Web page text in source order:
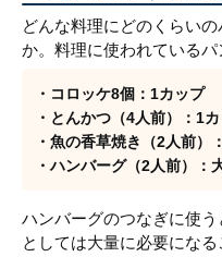
どんな料理にどのくらい
か。料理に使われているパ
・コロッケ8個：1カップ
・とんかつ（4人前）：1
・魚の香草焼き（2人前）
・ハンバーグ（2人前）：
ハンバーグのつなぎに使
としては大量に必要になる